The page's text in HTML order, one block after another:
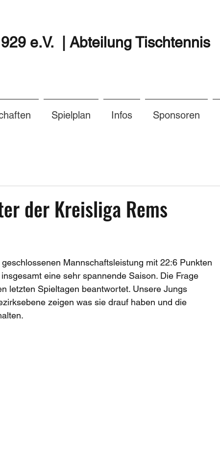
e.V. | Abteilung Tischtennis
Spielplan Infos Sponsoren
der Kreisliga Rems
Mannschaftsleistung mit 22:6 Punkten
eine sehr spannende Saison. Die Frage
letzten Spieltagen beantwortet. Unsere Jungs
zeigen was sie drauf haben und die